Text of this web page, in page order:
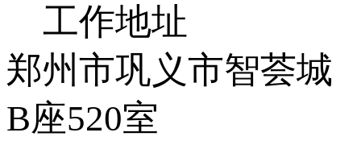
工作地址
郑州市巩义市智荟城
B座520室